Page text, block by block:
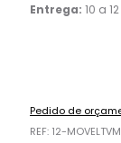
Entrega: 10 a
Pedido de
REF: 12-